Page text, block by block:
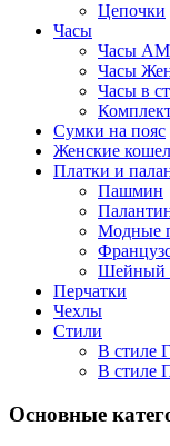
Цепочки
Часы
Часы
Часы
Часы в
Сумки на пояс
Женские
Платки и
Пашмин
Модные
Шейный
Перчатки
Чехлы
Стили
В стиле
В стиле
Основные